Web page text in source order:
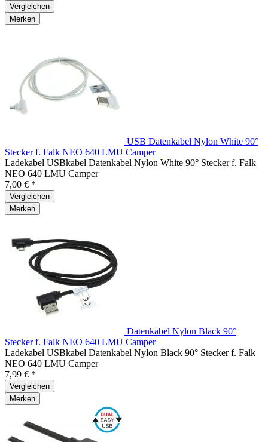
Vergleichen
Merken
USB Datenkabel Nylon White 90°
Stecker f. Falk NEO 640 LMU Camper
Ladekabel USBkabel Datenkabel Nylon White 90° Stecker f. Falk
NEO 640 LMU Camper
7,00 € *
Vergleichen
Merken
Datenkabel Nylon Black 90°
Stecker f. Falk NEO 640 LMU Camper
Ladekabel USBkabel Datenkabel Nylon Black 90° Stecker f. Falk
NEO 640 LMU Camper
7,99 € *
Vergleichen
Merken